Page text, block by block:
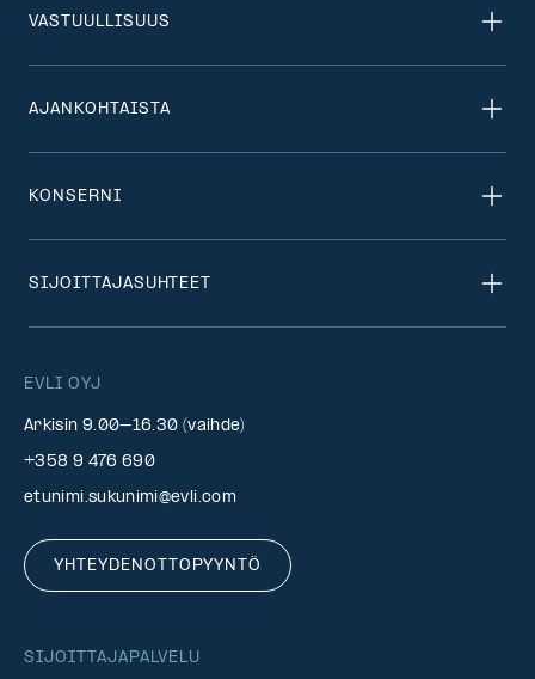
EVLI OYJ
Arkisin 9.00–16.30 (vaihde)
+358 9 476 690
etunimi.sukunimi@evli.com
YHTEYDENOTTOPYYNTÖ
SIJOITTAJAPALVELU
VASTUULLISUUS
AJANKOHTAISTA
KONSERNI
SIJOITTAJASUHTEET